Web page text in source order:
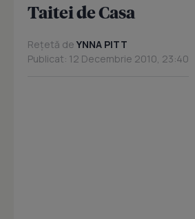
Taitei de Casa
Rețetă de YNNA PITT
Publicat: 12 Decembrie 2010, 23:40